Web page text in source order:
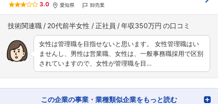
3.0 愛知県 卸売業
技術関連職 20代前半女性 正社員 年収350万円
女性は管理職を目指せないと思います。 女性管理職はい
ませんし、男性は営業職、女性は、一般事務職採用で区別
されていますので、女性が管理職を目…
この企業の事業・業種類似企業をもっと読む